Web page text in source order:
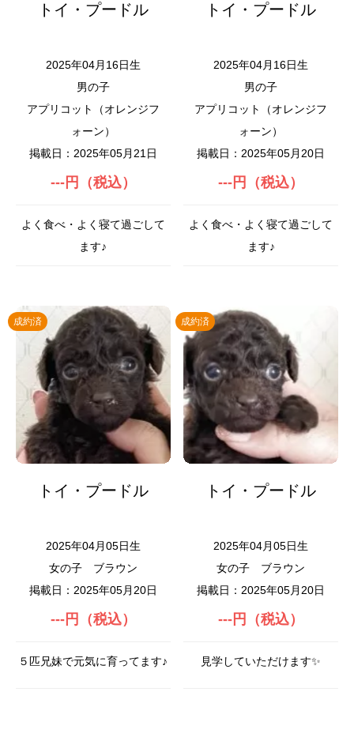
トイ・プードル
2025年04月16日生
男の子
アプリコット（オレンジフ
ォーン）
掲載日：2025年05月21日
---円（税込）
よく食べ・よく寝て過ごして
ます♪
トイ・プードル
2025年04月16日生
男の子
アプリコット（オレンジフ
ォーン）
掲載日：2025年05月20日
---円（税込）
よく食べ・よく寝て過ごして
ます♪
成約済
トイ・プードル
2025年04月05日生
女の子
ブラウン
掲載日：2025年05月20日
---円（税込）
５匹兄妹で元気に育ってます♪
成約済
トイ・プードル
2025年04月05日生
女の子
ブラウン
掲載日：2025年05月20日
---円（税込）
見学していただけます✨